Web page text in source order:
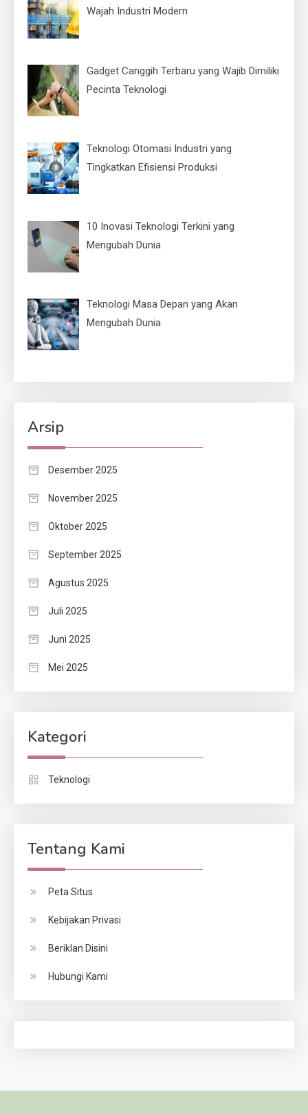
Wajah Industri Modern
Gadget Canggih Terbaru yang Wajib Dimiliki
Pecinta Teknologi
Teknologi Otomasi Industri yang
Tingkatkan Efisiensi Produksi
10 Inovasi Teknologi Terkini yang
Mengubah Dunia
Teknologi Masa Depan yang Akan
Mengubah Dunia
Arsip
Desember 2025
November 2025
Oktober 2025
September 2025
Agustus 2025
Juli 2025
Juni 2025
Mei 2025
Kategori
Teknologi
Tentang Kami
Peta Situs
Kebijakan Privasi
Beriklan Disini
Hubungi Kami